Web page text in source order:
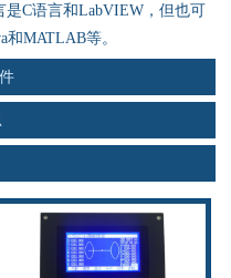
资质荣誉
产品应用
联系电话
s
C语言和LabVIEW，但也可
和MATLAB等。